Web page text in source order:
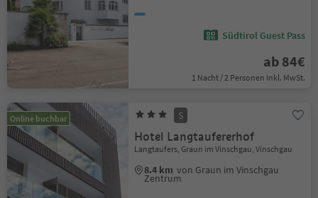
Südtirol Guest Pass
ab 84€
1 Nacht / 2 Personen Inkl. MwSt.
Online buchbar S
Hotel Langtaufererhof
Langtaufers, Graun im Vinschgau, Vinschgau
8.4 km von Graun im Vinschgau
Zentrum